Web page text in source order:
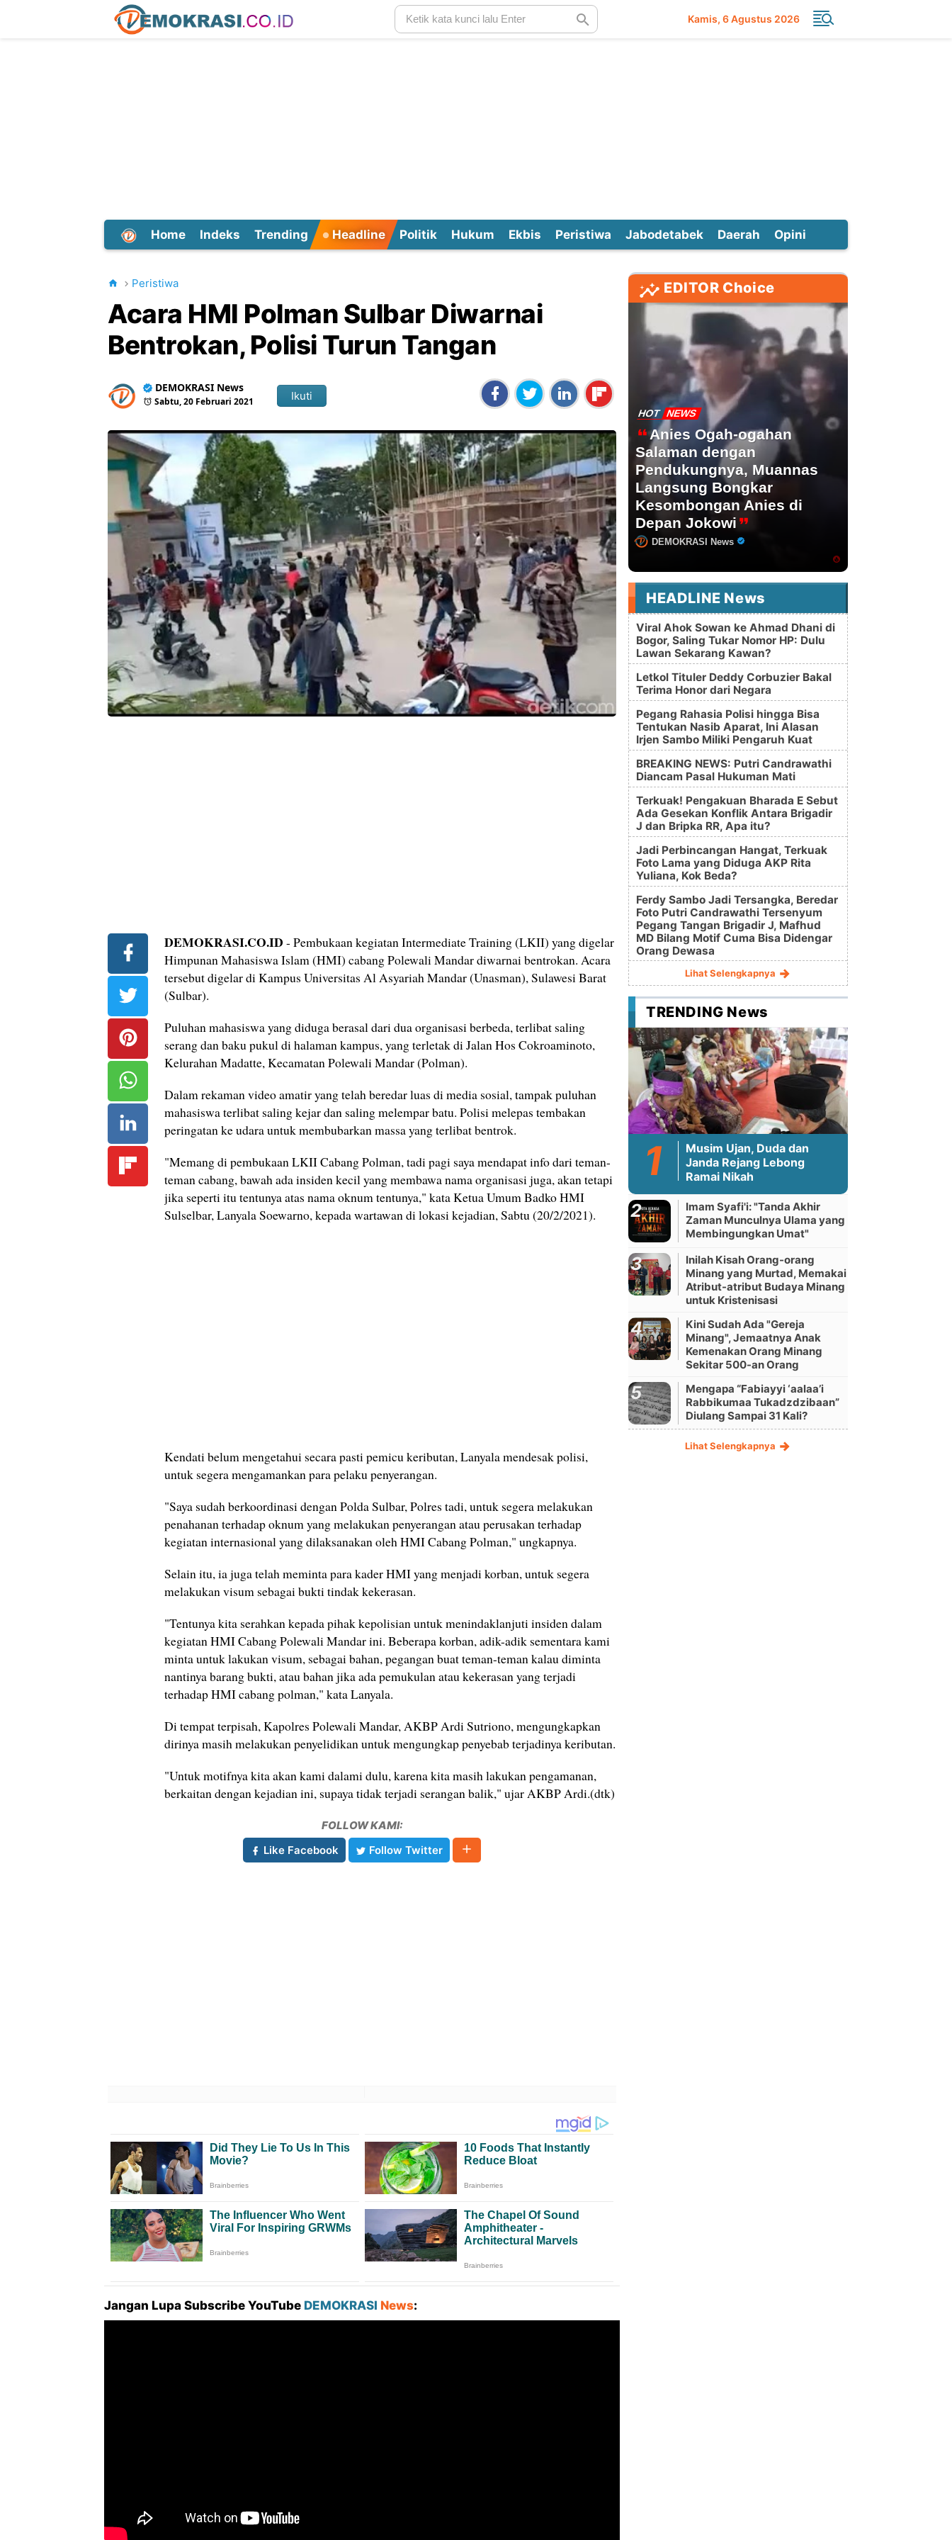
Kamis 6 Agustus 2026
Home Indeks Trending Headline Politik Hukum Ekbis Peristiwa Jabodetabek Daerah Opini
Peristiwa
Acara HMI Polman Sulbar Diwarnai
Bentrokan, Polisi Turun Tangan
DEMOKRASI News
Sabtu, 20 Februari 2021 Ikuti
DEMOKRASI.CO.ID - Pembukaan kegiatan Intermediate Training (LKII) yang digelar
Himpunan Mahasiswa Islam (HMI) cabang Polewali Mandar diwarnai bentrokan. Acara
tersebut digelar di Kampus Universitas Al Asyariah Mandar (Unasman), Sulawesi Barat
(Sulbar).
Puluhan mahasiswa yang diduga berasal dari dua organisasi berbeda, terlibat saling
serang dan baku pukul di halaman kampus, yang terletak di Jalan Hos Cokroaminoto,
Kelurahan Madatte, Kecamatan Polewali Mandar (Polman).
Dalam rekaman video amatir yang telah beredar luas di media sosial, tampak puluhan
mahasiswa terlibat saling kejar dan saling melempar batu. Polisi melepas tembakan
peringatan ke udara untuk membubarkan massa yang terlibat bentrok.
"Memang di pembukaan LKII Cabang Polman, tadi pagi saya mendapat info dari teman-
teman cabang, bawah ada insiden kecil yang membawa nama organisasi juga, akan tetapi
jika seperti itu tentunya atas nama oknum tentunya," kata Ketua Umum Badko HMI
Sulselbar, Lanyala Soewarno, kepada wartawan di lokasi kejadian, Sabtu (20/2/2021).
Kendati belum mengetahui secara pasti pemicu keributan, Lanyala mendesak polisi,
untuk segera mengamankan para pelaku penyerangan.
"Saya sudah berkoordinasi dengan Polda Sulbar, Polres tadi, untuk segera melakukan
penahanan terhadap oknum yang melakukan penyerangan atau perusakan terhadap
kegiatan internasional yang dilaksanakan oleh HMI Cabang Polman," ungkapnya.
Selain itu, ia juga telah meminta para kader HMI yang menjadi korban, untuk segera
melakukan visum sebagai bukti tindak kekerasan.
"Tentunya kita serahkan kepada pihak kepolisian untuk menindaklanjuti insiden dalam
kegiatan HMI Cabang Polewali Mandar ini. Beberapa korban, adik-adik sementara kami
minta untuk lakukan visum, sebagai bahan, pegangan buat teman-teman kalau diminta
nantinya barang bukti, atau bahan jika ada pemukulan atau kekerasan yang terjadi
terhadap HMI cabang polman," kata Lanyala.
Di tempat terpisah, Kapolres Polewali Mandar, AKBP Ardi Sutriono, mengungkapkan
dirinya masih melakukan penyelidikan untuk mengungkap penyebab terjadinya keributan.
"Untuk motifnya kita akan kami dalami dulu, karena kita masih lakukan pengamanan,
berkaitan dengan kejadian ini, supaya tidak terjadi serangan balik," ujar AKBP Ardi.(dtk)
FOLLOW KAMI:
Like Facebook
Follow Twitter
Jangan Lupa Subscribe YouTube DEMOKRASI News:
EDITOR Choice
HOT NEWS
Anies Ogah-ogahan
Salaman dengan
Pendukungnya, Muannas
Langsung Bongkar
Kesombongan Anies di
Depan Jokowi
DEMOKRASI News
HEADLINE News
Viral Ahok Sowan ke Ahmad Dhani di
Bogor, Saling Tukar Nomor HP: Dulu
Lawan Sekarang Kawan?
Letkol Tituler Deddy Corbuzier Bakal
Terima Honor dari Negara
Pegang Rahasia Polisi hingga Bisa
Tentukan Nasib Aparat, Ini Alasan
Irjen Sambo Miliki Pengaruh Kuat
BREAKING NEWS: Putri Candrawathi
Diancam Pasal Hukuman Mati
Terkuak! Pengakuan Bharada E Sebut
Ada Gesekan Konflik Antara Brigadir
J dan Bripka RR, Apa itu?
Jadi Perbincangan Hangat, Terkuak
Foto Lama yang Diduga AKP Rita
Yuliana, Kok Beda?
Ferdy Sambo Jadi Tersangka, Beredar
Foto Putri Candrawathi Tersenyum
Pegang Tangan Brigadir J, Mafhud
MD Bilang Motif Cuma Bisa Didengar
Orang Dewasa
Lihat Selengkapnya
TRENDING News
Musim Ujan, Duda dan
Janda Rejang Lebong
Ramai Nikah
Imam Syafi'i: "Tanda Akhir
Zaman Munculnya Ulama yang
Membingungkan Umat"
Inilah Kisah Orang-orang
Minang yang Murtad, Memakai
Atribut-atribut Budaya Minang
untuk Kristenisasi
Kini Sudah Ada "Gereja
Minang", Jemaatnya Anak
Kemenakan Orang Minang
Sekitar 500-an Orang
Mengapa “Fabiayyi ‘aalaa’i
Rabbikumaa Tukadzdzibaan”
Diulang Sampai 31 Kali?
Lihat Selengkapnya